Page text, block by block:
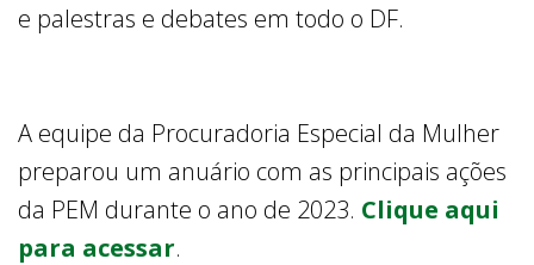
e palestras e debates em todo o DF.
A equipe da Procuradoria Especial da Mulher
preparou um anuário com as principais ações
da PEM durante o ano de 2023. Clique aqui
para acessar.